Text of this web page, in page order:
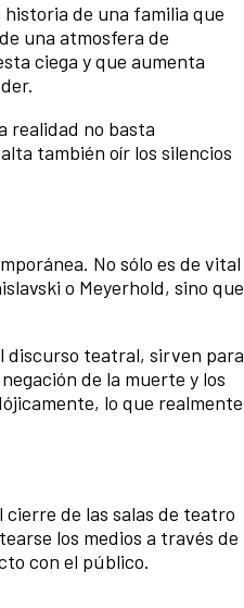
de una familia que
una atmosfera de
ciega y que aumenta
realidad no basta
también oír los silencios
No sólo es de vital
o Meyerhold, sino que
discurso teatral, sirven para
de la muerte y los
lo que realmente
de las salas de teatro
los medios a través de
con el público.